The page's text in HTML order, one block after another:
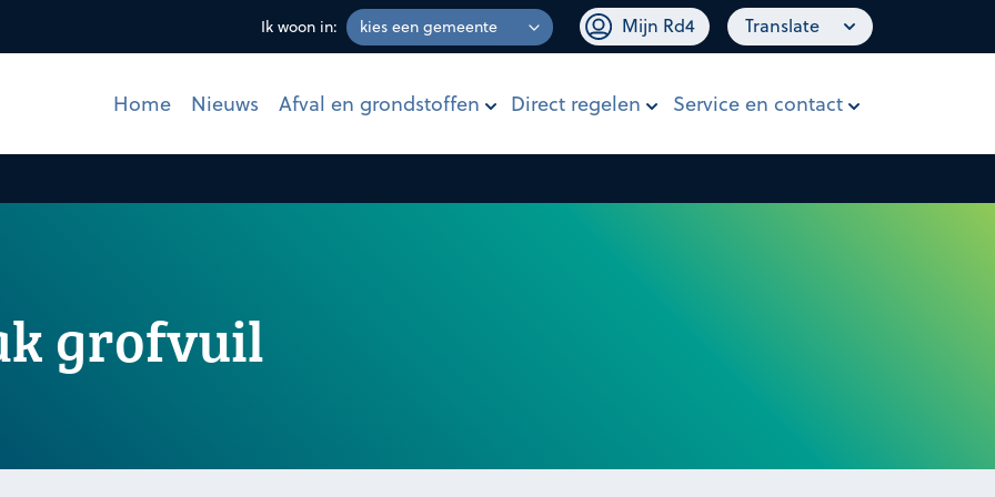
Ik woon in: Mijn Rd4 Translate
Home Nieuws Afval en grondstoffen Direct regelen Service en contact
grofvuil